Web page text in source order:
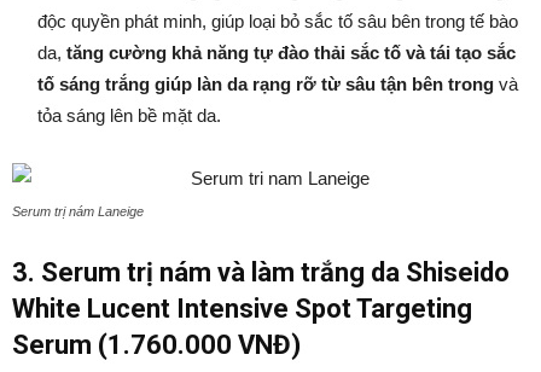
độc quyền phát minh, giúp loại bỏ sắc tố sâu bên trong tế bào
da, tăng cường khả năng tự đào thải sắc tố và tái tạo sắc
tố sáng trắng giúp làn da rạng rỡ từ sâu tận bên trong và
tỏa sáng lên bề mặt da.
Serum trị nám Laneige
3. Serum trị nám và làm trắng da Shiseido
White Lucent Intensive Spot Targeting
Serum (1.760.000 VNĐ)